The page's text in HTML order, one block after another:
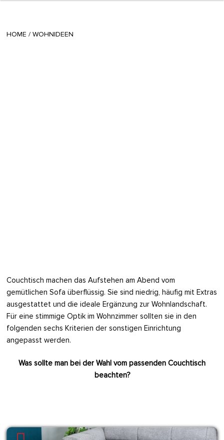
HOME / WOHNIDEEN
Couchtisch machen das Aufstehen am Abend vom
gemütlichen Sofa überflüssig. Sie sind niedrig, häufig mit Extras
ausgestattet und die ideale Ergänzung zur Wohnlandschaft.
Für eine stimmige Optik im Wohnzimmer sollten sie in den
folgenden sechs Kriterien der sonstigen Einrichtung
angepasst werden.
Was sollte man bei der Wahl vom passenden Couchtisch
beachten?